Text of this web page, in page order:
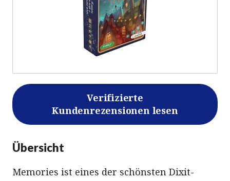
Verifizierte
Kundenrezensionen lesen
Übersicht
Memories ist eines der schönsten Dixit-